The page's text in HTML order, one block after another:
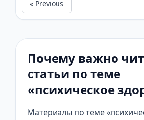
« Previous
Почему важно
статьи по теме
«психическое
Материалы по теме